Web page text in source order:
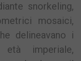
snorkeling,
mosaici,
delineavano i
imperiale,